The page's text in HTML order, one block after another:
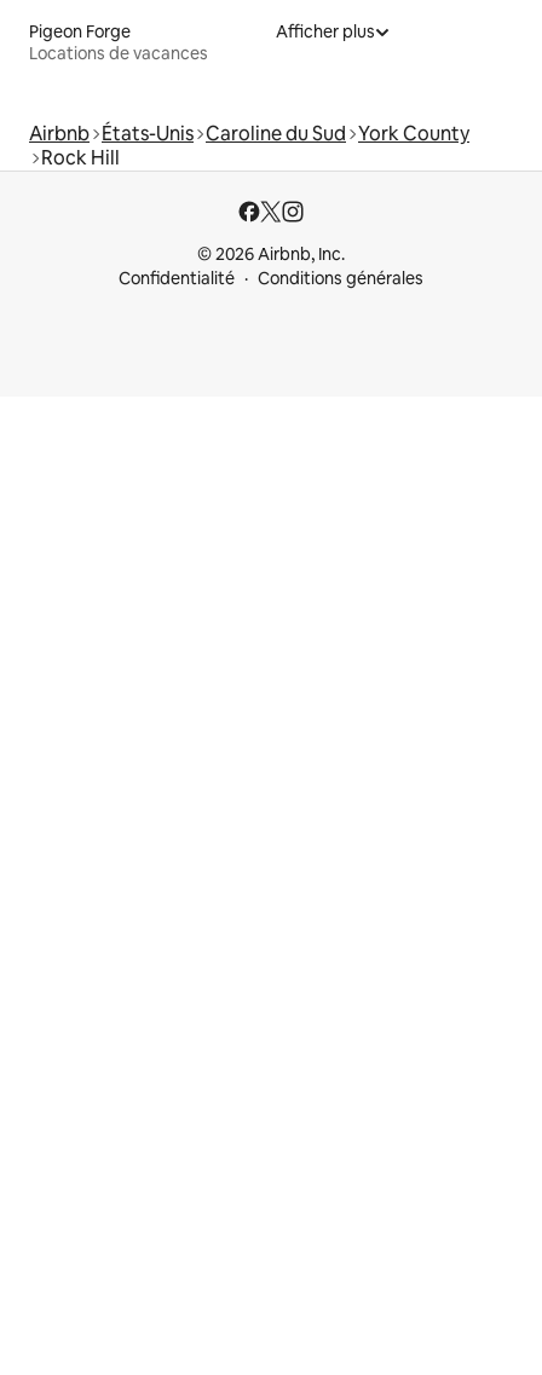
Pigeon Forge
Locations de vacances
Afficher plus
Airbnb États-Unis Caroline du Sud York County
Rock Hill
© 2026 Airbnb, Inc.
Confidentialité
Conditions générales